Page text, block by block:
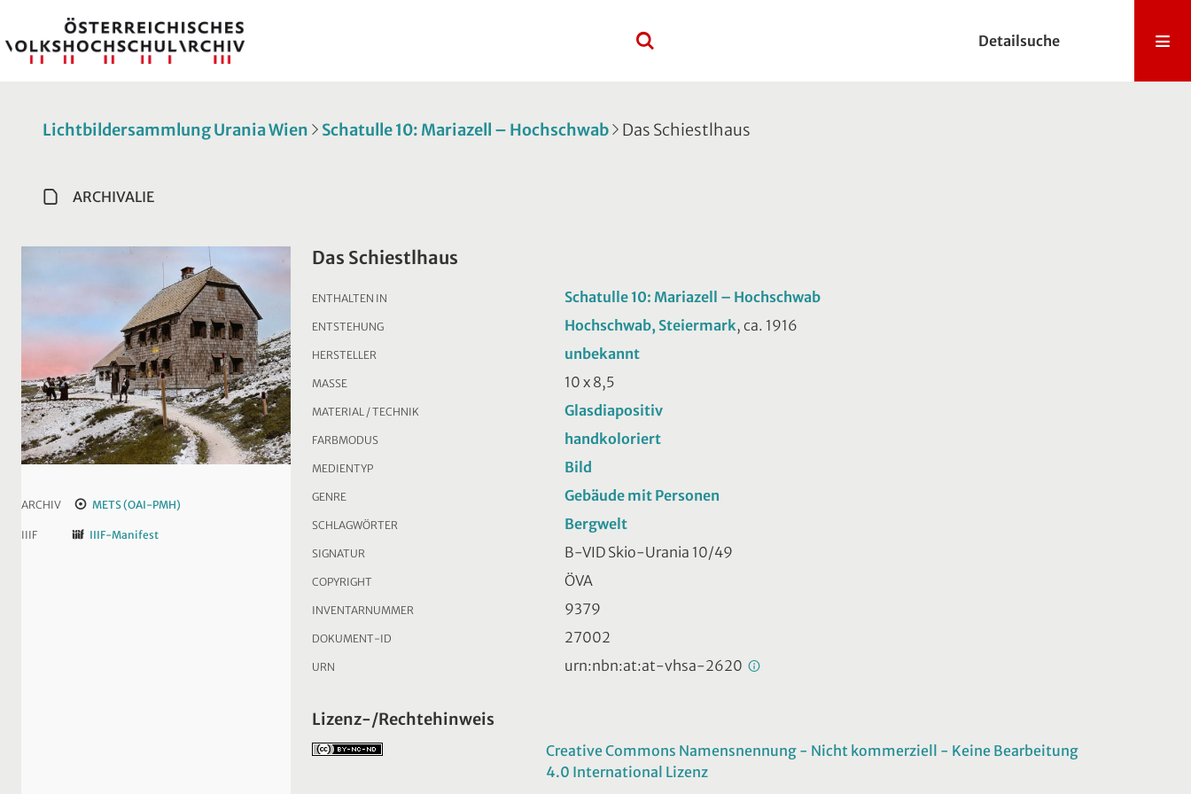
Detailsuche
Lichtbildersammlung Urania Wien Schatulle 10: Mariazell – Hochschwab Das Schiestlhaus
ARCHIVALIE
ARCHIV METS (OAI-PMH)
IIIF IIIF-Manifest
Das Schiestlhaus
ENTHALTEN IN Schatulle 10: Mariazell – Hochschwab
ENTSTEHUNG Hochschwab, Steiermark, ca. 1916
HERSTELLER unbekannt
MASSE 10 x 8,5
MATERIAL / TECHNIK Glasdiapositiv
FARBMODUS handkoloriert
MEDIENTYP Bild
GENRE Gebäude mit Personen
SCHLAGWÖRTER Bergwelt
SIGNATUR B-VID Skio-Urania 10/49
COPYRIGHT ÖVA
INVENTARNUMMER 9379
DOKUMENT-ID 27002
URN urn:nbn:at:at-vhsa-2620
Lizenz-/Rechtehinweis
Creative Commons Namensnennung - Nicht kommerziell - Keine Bearbeitung
4.0 International Lizenz